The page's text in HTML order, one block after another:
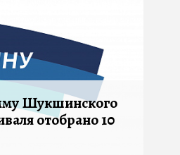
Шукшинского
отобрано 10